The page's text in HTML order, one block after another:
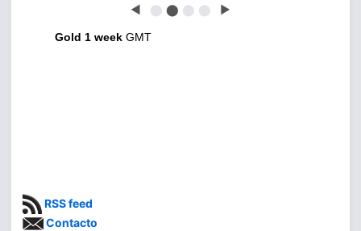
◀ ⬤ ⬤ ⬤ ⬤ ▶
Gold 1 week GMT
RSS feed
Contacto